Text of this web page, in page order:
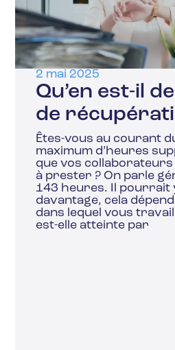
2 mai 2025
Qu’en est-il
de
Êtes-vous au courant
maximum d’heures
que vos
à prester ? On parle
143 heures. Il pourrait
davantage, cela
dans lequel vous
est-elle atteinte par